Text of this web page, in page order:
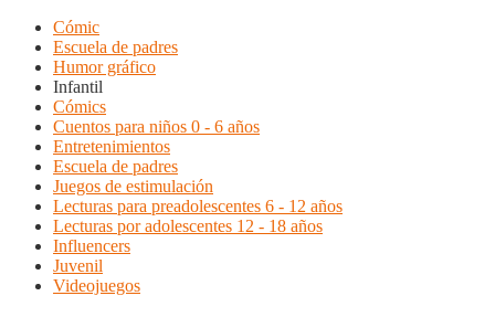
Cómic
Escuela de padres
Humor gráfico
Infantil
Cómics
Cuentos para niños 0 - 6 años
Entretenimientos
Escuela de padres
Juegos de estimulación
Lecturas para preadolescentes 6 - 12 años
Lecturas por adolescentes 12 - 18 años
Influencers
Juvenil
Videojuegos